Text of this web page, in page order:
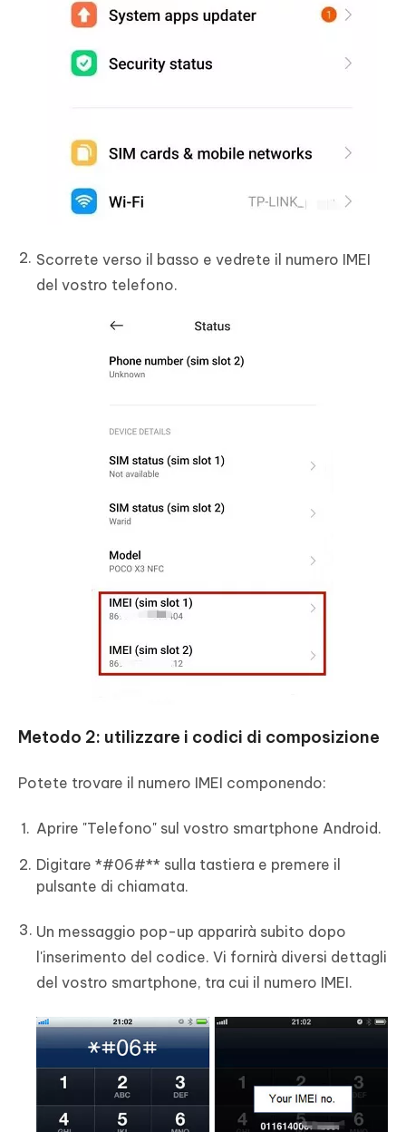
Scorrete verso il basso e vedrete il numero IMEI
del vostro telefono.
Metodo 2: utilizzare i codici di composizione
Potete trovare il numero IMEI componendo:
Aprire "Telefono" sul vostro smartphone Android.
Digitare *#06#** sulla tastiera e premere il
pulsante di chiamata.
Un messaggio pop-up apparirà subito dopo
l'inserimento del codice. Vi fornirà diversi dettagli
del vostro smartphone, tra cui il numero IMEI.